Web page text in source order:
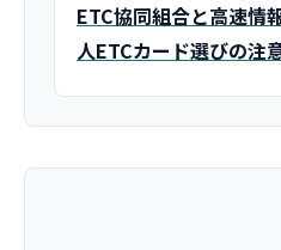
ETC協同組合と高速情
人ETCカード選びの注